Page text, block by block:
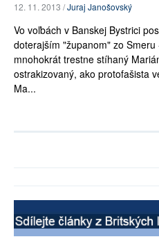
12. 11. 2013 /Juraj Janošovský
Vo voľbách v Banskej Bystrici
doterajším "županom" zo
mnohokrát trestne stíhaný
ostrakizovaný, ako protofašista
Ma...